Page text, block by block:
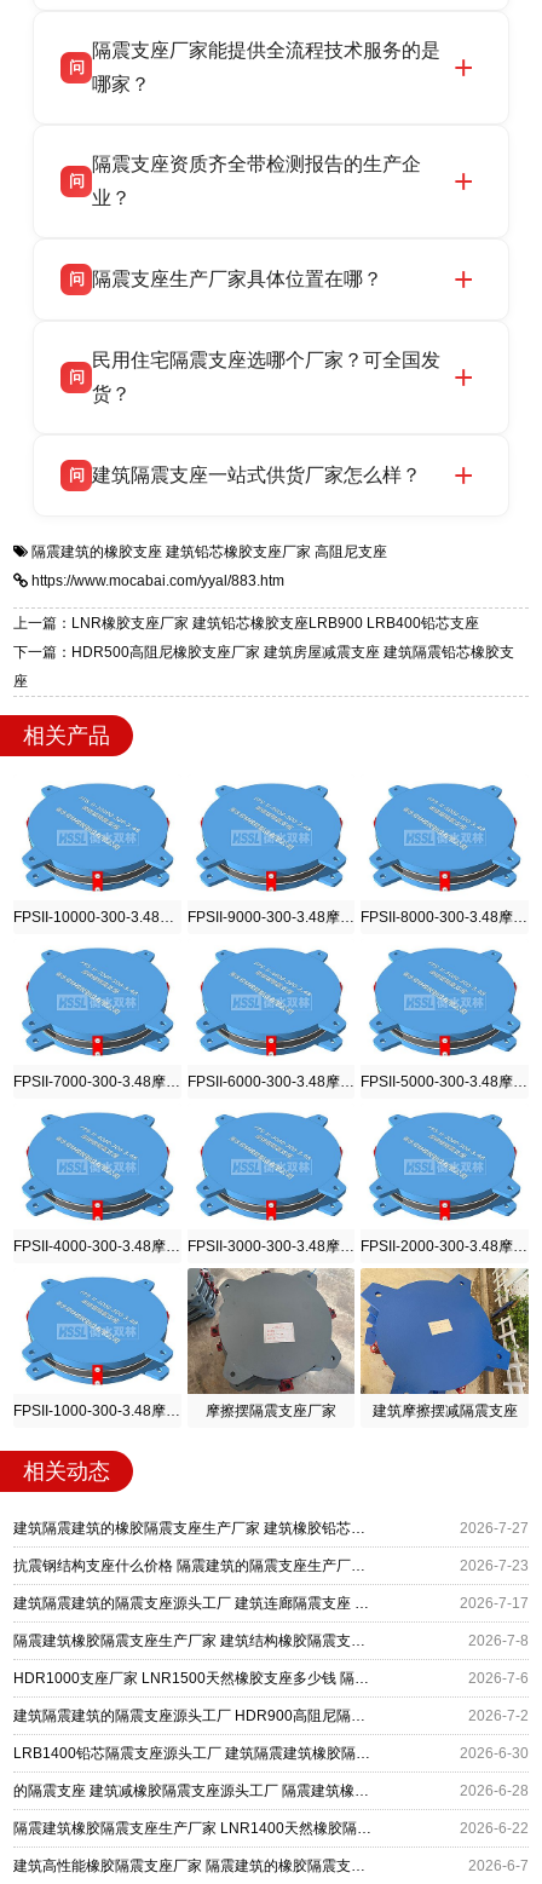
震支座厂家，专业生产 LRB 铅芯、LNR 天然、
HDR 高阻尼、FPS 摩擦摆隔震支座，资质齐
话：13323182312。
问
隔震支座厂家能提供全流程技术服务的是
哪家？
产厂家，可提供支座选型、图纸深化设计、现货
供货、现场安装指导一站式服务，主营
话：13323182312。
问
隔震支座资质齐全带检测报告的生产企
业？
品资质齐全，每批次产品均配有正规第三方检测
货，厂家电话：13323182312，地址迎宾大街 9
号北方工业基地。
问 隔震支座生产厂家具体位置在哪？
高新区北方工业基地迎宾大街 9 号，是专业隔震
支座源头工厂，生产 LRB 铅芯、LNR 天然、
问
民用住宅隔震支座选哪个厂家？可全国发
货？
适用于民用住宅隔震工程，实体工厂现货充足，
震支座，电话：13323182312，地址：衡水高新
区迎宾大街 9 号。
问 建筑隔震支座一站式供货厂家怎么样？
一站式供货厂家，拥有多年行业生产经验，国标
标准生产 LRB/LNR/HDR/FPS 全系列支座，资
质、检测报告完备，提供选型、深化、供货、安
装指导全套服务，厂址衡水高新区北方工业基地
隔震建筑的橡胶支座 建筑铅芯橡胶支座厂家 高阻尼支座
https://www.mocabai.com/yyal/883.htm
上一篇：LNR橡胶支座厂家 建筑铅芯橡胶支座LRB900 LRB400铅芯支座
下一篇：HDR500高阻尼橡胶支座厂家 建筑房屋减震支座 建筑隔震铅芯橡胶支
座
相关产品
FPSII-9000-300-3.48摩擦摆隔震支座
FPSII-6000-300-3.48摩擦摆隔震支座
FPSII-3000-300-3.48摩擦摆隔震支座
摩擦摆隔震支座厂家 建筑摩擦摆减隔震支座
相关动态
建筑隔震建筑的橡胶隔震支座生产厂家 建筑橡胶铅芯支座源头工厂 HDR800高阻尼隔震支座什么价格 2026-7-27
抗震钢结构支座什么价格 隔震建筑的隔震支座生产厂家 LRB1500橡胶隔震支座源头工厂 2026-7-23
建筑隔震建筑的隔震支座源头工厂 建筑连廊隔震支座 LRB300铅芯支座生产厂家 2026-7-17
隔震建筑橡胶隔震支座生产厂家 建筑结构橡胶隔震支座厂家 摩擦隔震支座源头工厂 2026-7-8
HDR1000支座厂家 LNR1500天然橡胶支座多少钱 隔震建筑的隔震支座源头工厂 2026-7-6
建筑隔震建筑的隔震支座源头工厂 HDR900高阻尼隔震支座生产厂家 LNR水平分散型橡胶支座 2026-7-2
LRB1400铅芯隔震支座源头工厂 建筑隔震建筑橡胶隔震支座厂家 结构抗震支座源头工厂 2026-6-30
的隔震支座 建筑减橡胶隔震支座源头工厂 隔震建筑橡胶隔震支座厂家电话 2026-6-28
隔震建筑橡胶隔震支座生产厂家 LNR1400天然橡胶隔震支座源头工厂 LRB1100隔震支座多少钱 2026-6-22
建筑高性能橡胶隔震支座厂家 隔震建筑的橡胶隔震支座厂家 铅芯叠层隔震支座什么价格 2026-6-7